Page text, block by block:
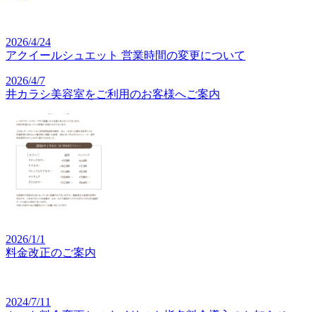
2026/4/24
アクイールシュエット 営業時間の変更について
2026/4/7
井カラシ美容室をご利用のお客様へご案内
2026/1/1
料金改正のご案内
2024/7/11